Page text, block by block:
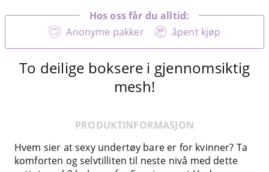
Anonyme pakker åpent kjøp
Hos oss får du alltid:
To deilige boksere i gjennomsiktig
mesh!
PRODUKTINFORMASJON
Hvem sier at sexy undertøy bare er for kvinner? Ta
komforten og selvtilliten til neste nivå med dette